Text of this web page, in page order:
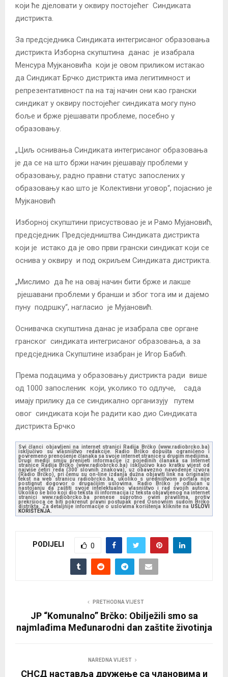
који ће дјеловати у оквиру постојећег Синдиката
дистрикта.
За предсједника Синдиката интегрисаног образовања
дистрикта Изборна скупштина данас је изабрала
Менсура Мујкановића који је овом приликом истакао
да Синдикат Брчко дистрикта има легитимност и
репрезентативност па на тај начин они као грански
синдикат у оквиру постојећег синдиката могу пуно
боље и брже рјешавати проблеме, посебно у
образовању.
„Циљ оснивања Синдиката интегрисаног образовања
је да се на што бржи начин рјешавају проблеми у
образовању, радно правни статус запослених у
образовању као што је Колективни уговор“, појаснио је
Мујкановић
Изборној скупштини присуствовао је и Рамо Мујановић,
предсједник Предсједништва Синдиката дистрикта
који је истако да је ово први грански синдикат који се
оснива у оквиру и под окриљем Синдиката дистрикта.
„Мислимо да ће на овај начин бити брже и лакше
рјешавани проблеми у бранши и због тога им и дајемо
пуну подршку“, нагласио је Мујановић.
Оснивачка скупштина данас је изабрала све органе
гранског синдиката интегрисаног образовања, а за
предсједника Скупштине изабран је Игор Бабић.
Према подацима у образовању дистрикта ради више
од 1000 запосленик који, уколико то одлуче, сада
имају прилику да се синдикално организују путем
овог синдиката који ће радити као дио Синдиката
дистрикта Брчко
Svi članci objavljeni na internet stranici Radija Brčko (www.radiobrcko.ba)
isključivo su vlasništvo redakcije. Radio Brčko dopušta ograničeno i
povremeno prenošenje članaka sa svoje internet stranice u drugim medijima.
Drugi mediji smiju prenijeti informacije iz pojedinih članaka sa Internet
stranice Radija Brčko (www.radiobrcko.ba) isključivo kao kratku vijest od
najviše četiri reda (300 slovnih znakova), uz obavezno navođenje izvora
(Radio Brčko), pri čemu su on-line izdanja dužna objaviti link na originalni
tekst na web stranicu radiobrcko.ba, ukoliko s uredništvom portala nije
postignut dogovor o drugačijim uslovima. Radio Brčko je odlučan u
nastojanju da zaštiti svoje intelektualno vlasništvo i rad svojih autora.
Ukoliko se bilo koji dio teksta ili informacija iz teksta objavljenog na internet
stranici www.radiobrcko.ba prenese suprotno ovim pravilima, protiv
prekršioca će biti pokrenut pravni postupak pred Osnovnim sudom Brčko
distrikta. Za detaljnije informacije o uslovima korištenja kliknite na USLOVI
KORIŠTENJA.
PODIJELI 0
PRETHODNA VIJEST
JP “Komunalno” Brčko: Obilježili smo sa
najmlađima Međunarodni dan zaštite životinja
NAREDNA VIJEST
СНСД наставља дружeњe са члановима и